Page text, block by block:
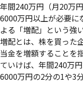
年間240万円（月20万
6000万円以上が必要に
よる「増配」という強
増配とは、株を買った
当金を増額することを
ていけば、年間240万
6000万円の2分の1や3